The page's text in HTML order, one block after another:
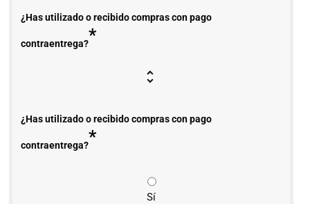
¿Has utilizado o recibido compras con pago
contraentrega?*
¿Has utilizado o recibido compras con pago
contraentrega?*
Sí